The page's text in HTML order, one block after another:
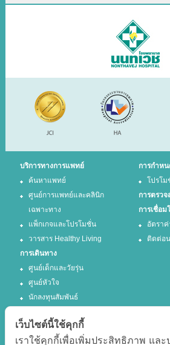
บริการทางการแพทย์
ค้นหาแพทย์
ศูนย์การแพทย์และคลินิก
เฉพาะทาง
แพ็กเกจและโปรโมชั่น
วารสาร Healthy Living
การกำห
โปรโม
การตรว
การเชื่อ
อัตรา
ติดต่อ
การเดินทาง
ศูนย์เด็กและวัยรุ่น
ศูนย์หัวใจ
นักลงทุนสัมพันธ์
เว็บไซต์นี้ใช้คุกกี้
เราใช้คุกกี้เพื่อเพิ่มประสิทธิภาพ แล